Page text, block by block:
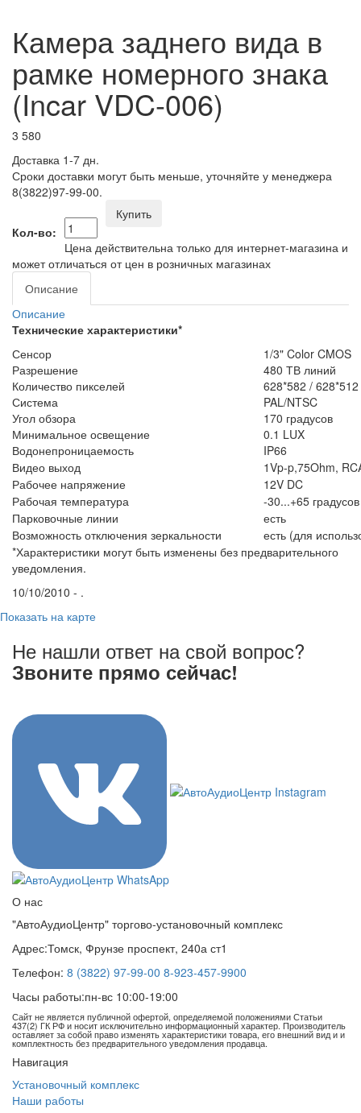
Камера заднего вида в
рамке номерного знака
(Incar VDC-006)
3 580
Доставка 1-7 дн.
Сроки доставки могут быть меньше, уточняйте у менеджера
8(3822)97-99-00.
Кол-во:
Купить
Цена действительна только для интернет-магазина и
может отличаться от цен в розничных магазинах
Описание
Описание
Технические характеристики*
Сенсор
1/3" Color CMOS
Разрешение
480 ТВ линий
Количество пикселей
628*582 / 628*512
Система
PAL/NTSC
Угол обзора
170 градусов
Минимальное освещение
0.1 LUX
Водонепроницаемость
IP66
Видео выход
1Vp-p,75Ohm,
Рабочее напряжение
12V DC
Рабочая температура
-30...+65 градусов
Парковочные линии
есть
Возможность отключения зеркальности
есть (для
*Характеристики могут быть изменены без предварительного
уведомления.
10/10/2010 - .
Показать на карте
Не нашли ответ на свой вопрос?
Звоните прямо сейчас!
О нас
"АвтоАудиоЦентр" торгово-установочный комплекс
Адрес:Томск, Фрунзе проспект, 240а ст1
Телефон: 8 (3822) 97-99-00 8-923-457-9900
Часы работы:пн-вс 10:00-19:00
Сайт не является публичной офертой, определяемой положениями Статьи
437(2) ГК РФ и носит исключительно информационный характер. Производитель
оставляет за собой право изменять характеристики товара, его внешний вид и и
комплектность без предварительного уведомления продавца.
Навигация
Установочный комплекс
Наши работы